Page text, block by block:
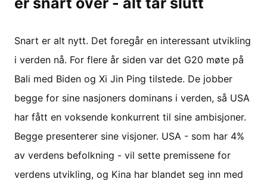
Snart er alt nytt. Det foregår en interessant utvikling
i verden nå. For flere år siden var det G20 møte på
Bali med Biden og Xi Jin Ping tilstede. De jobber
begge for sine nasjoners dominans i verden, så USA
har fått en voksende konkurrent til sine ambisjoner.
Begge presenterer sine visjoner. USA - som har 4%
av verdens befolkning - vil sette premissene for
verdens utvikling, og Kina har blandet seg inn med